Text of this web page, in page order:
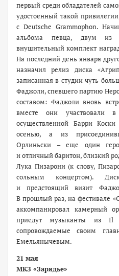
первый среди обладателей
удостоенный такой
с Deutsche Grammophon.
альбома певца, двум из
внушительный комплект
На последний день января
назначил релиз диска
записанная в студии чуть
Фаджоли, спевшего партию
составом: Фаджоли вновь
вместе они участвовали в
осуществленной Барри
осенью, а из
Орлиньски – еще один
и отличный баритон, близкий
Лука Пизарони (к слову,
сольным концертом).
и предстоящий визит
В прошлый раз, на фестивале
аккомпанировал камерный
приедут музыканты из Il
сопровождаемые своим
Емельянычевым.
21 мая
МКЗ «Зарядье»